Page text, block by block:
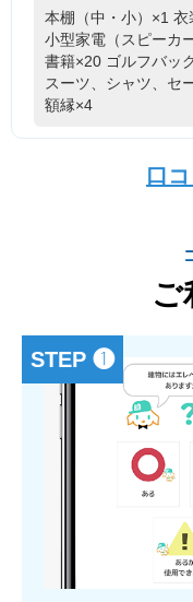
本棚（中・小）×1 衣
小型家電（スピーカ
書籍×20 ゴルフバッ
スーツ、シャツ、セ
額縁×4
口
ご
STEP ❶